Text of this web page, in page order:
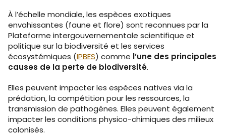
À l’échelle mondiale, les espèces exotiques
envahissantes (faune et flore) sont reconnues par la
Plateforme intergouvernementale scientifique et
politique sur la biodiversité et les services
écosystémiques (IPBES) comme l’une des principales
causes de la perte de biodiversité.
Elles peuvent impacter les espèces natives via la
prédation, la compétition pour les ressources, la
transmission de pathogènes. Elles peuvent également
impacter les conditions physico-chimiques des milieux
colonisés.